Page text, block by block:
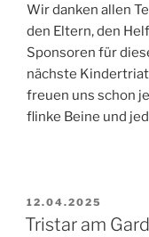
Wir danken allen
den Eltern, den
Sponsoren für
nächste
freuen uns schon
flinke Beine und
VERÖFFENTLICHT
AM
12.04.2025
Tristar am